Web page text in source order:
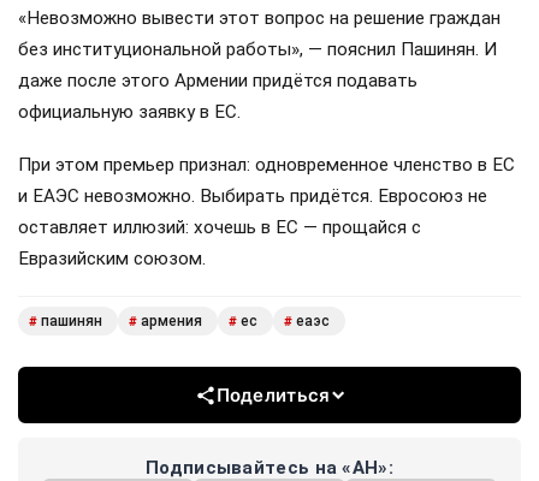
«Невозможно вывести этот вопрос на решение граждан
без институциональной работы», — пояснил Пашинян. И
даже после этого Армении придётся подавать
официальную заявку в ЕС.
При этом премьер признал: одновременное членство в ЕС
и ЕАЭС невозможно. Выбирать придётся. Евросоюз не
оставляет иллюзий: хочешь в ЕС — прощайся с
Евразийским союзом.
# пашинян # армения # ес # еаэс
Поделиться
Подписывайтесь на «АН»: